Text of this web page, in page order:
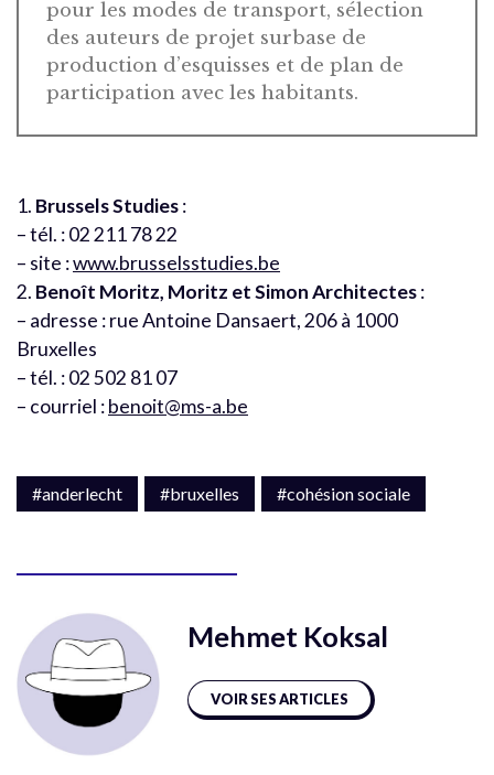
pour les modes de transport, sélection
des auteurs de projet surbase de
production d’esquisses et de plan de
participation avec les habitants.
1. Brussels Studies:
– tél. : 02 211 78 22
– site :www.brusselsstudies.be
2. Benoît Moritz, Moritz et Simon Architectes:
– adresse : rue Antoine Dansaert, 206 à 1000
Bruxelles
– tél. : 02 502 81 07
– courriel :benoit@ms-a.be
#anderlecht #bruxelles #cohésion sociale
Mehmet Koksal
VOIR SES ARTICLES